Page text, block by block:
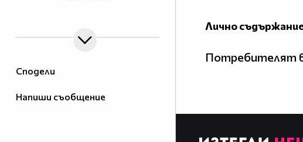
Сподели
Напиши съобщение
Лично
Потребителят